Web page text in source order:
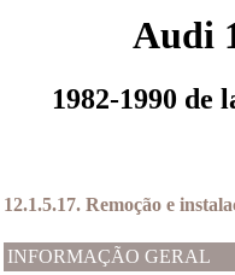
Audi
1982-1990 de
12.1.5.17. Remoção e
INFORMAÇÃO GERAL